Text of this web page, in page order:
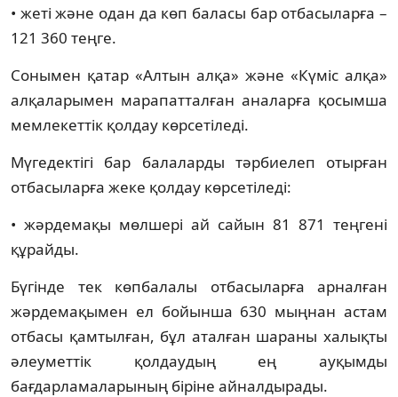
• жеті және одан да көп баласы бар отбасыларға –
121 360 теңге.
Сонымен қатар «Алтын алқа» және «Күміс алқа»
алқаларымен марапатталған аналарға қосымша
мемлекеттік қолдау көрсетіледі.
Мүгедектігі бар балаларды тәрбиелеп отырған
отбасыларға жеке қолдау көрсетіледі:
• жәрдемақы мөлшері ай сайын 81 871 теңгені
құрайды.
Бүгінде тек көпбалалы отбасыларға арналған
жәрдемақымен ел бойынша 630 мыңнан астам
отбасы қамтылған, бұл аталған шараны халықты
әлеуметтік қолдаудың ең ауқымды
бағдарламаларының біріне айналдырады.